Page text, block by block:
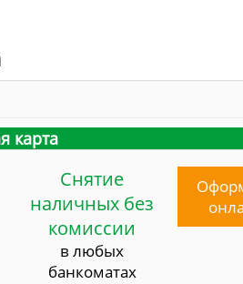
карта
Снятие
наличных без
комиссии
в любых
банкоматах